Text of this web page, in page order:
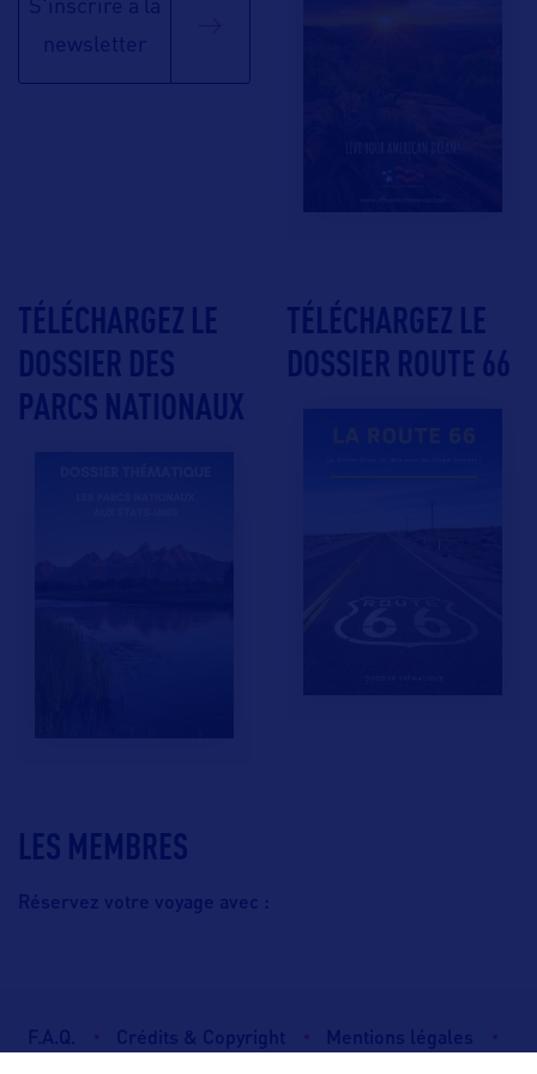
LES MEMBRES
Réservez votre voyage avec :
S'inscrire à la
newsletter
TÉLÉCHARGEZ LE
DOSSIER DES
PARCS NATIONAUX
TÉLÉCHARGEZ LE
DOSSIER ROUTE 66
F.A.Q. Crédits & Copyright
Mentions légales